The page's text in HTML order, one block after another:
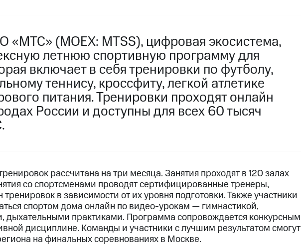
(MOEX: MTSS), цифровая экосистема,
летнюю спортивную программу для
включает в себя тренировки по футболу,
теннису, кроссфиту, легкой атлетике
питания. Тренировки проходят онлайн
России и доступны для всех 60 тысяч
рассчитана на три месяца. Занятия проходят в 120 залах
со спортсменами проводят сертифицированные тренеры,
в зависимости от их уровня подготовки. Также участники
спортом дома онлайн по видео-урокам — гимнастикой,
дыхательными практиками. Программа сопровождается конкурсным
дисциплине. Команды и участники с лучшим результатом смогут
на финальных соревнованиях в Москве.